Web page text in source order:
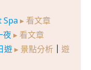
Spa▸ 看文章
夜 ▸ 看文章
遊▸ 景點分析
遊